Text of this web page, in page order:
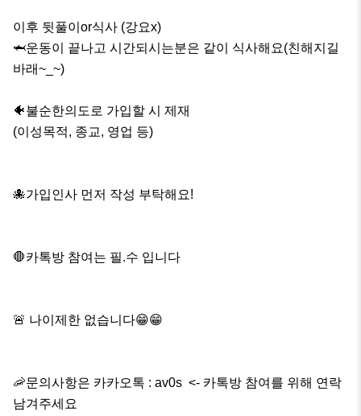
이후 뒷풀이or식사 (강요x)
🦈운동이 끝나고 시간되시는분은 같이 식사해요(친해지길
바래~_~)
🐠불순한의도로 가입할 시 제재
(이성목적, 종교, 영업 등)
🐙가입인사 먼저 작성 부탁해요!
🛑카톡방 참여는 필.수 입니다
🚨 나이제한 없습니다😁😁
🦐문의사항은 카카오톡 : av0s  <- 카톡방 참여를 위해 연락
남겨주세요